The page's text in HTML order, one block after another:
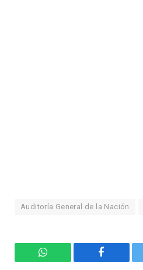
Auditoría General de la Nación
WhatsApp Facebook